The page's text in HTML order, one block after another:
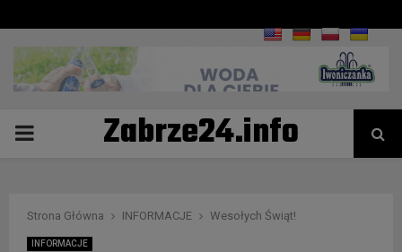
PRIMARYZabrze24.info
Strona Główna INFORMACJE Wesołych Świąt!
INFORMACJE